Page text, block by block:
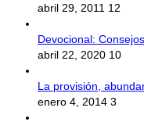
abril 29, 2011 12
Devocional:
abril 22, 2020 10
La provisión,
enero 4, 2014 3